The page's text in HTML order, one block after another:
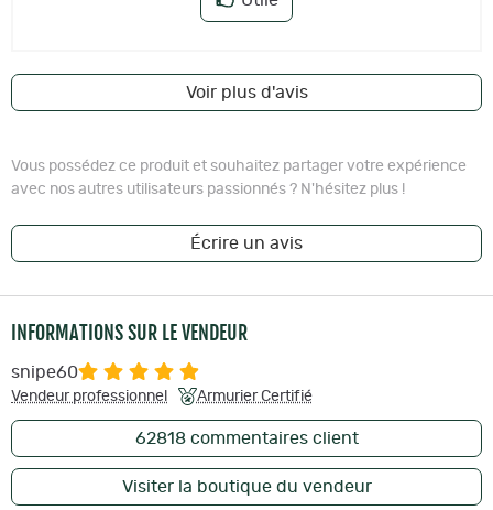
Voir plus d'avis
Vous possédez ce produit et souhaitez partager votre expérience
avec nos autres utilisateurs passionnés ? N'hésitez plus !
Écrire un avis
INFORMATIONS SUR LE VENDEUR
snipe60
Vendeur professionnel Armurier Certifié
62818commentaires client
Visiter la boutique du vendeur